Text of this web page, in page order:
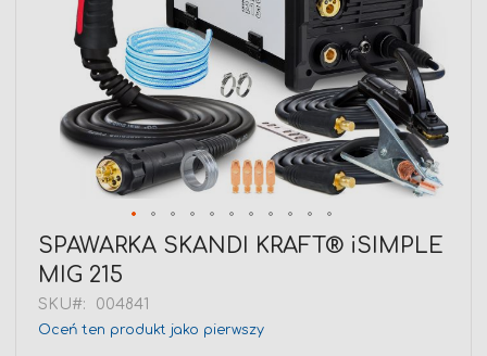
Przejdź
na
początek
SPAWARKA SKANDI KRAFT® iSIMPLE
MIG 215
SKU 004841
Oceń ten produkt jako pierwszy